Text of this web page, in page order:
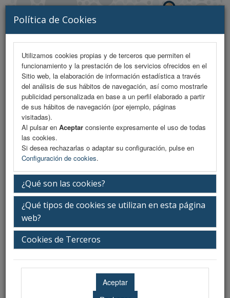
Política de Cookies
Utilizamos cookies propias y de terceros que permiten el
funcionamiento y la prestación de los servicios ofrecidos en el
Sitio web, la elaboración de información estadística a través
del análisis de sus hábitos de navegación, así como mostrarle
publicidad personalizada en base a un perfil elaborado a partir
de sus hábitos de navegación (por ejemplo, páginas
visitadas).
Al pulsar en Aceptar consiente expresamente el uso de todas
las cookies.
Si desea rechazarlas o adaptar su configuración, pulse en
Configuración de cookies.
¿Qué son las cookies?
¿Qué tipos de cookies se utilizan en esta página
web?
Cookies de Terceros
MENU
Profundizando en la salud uterina
Viernes 13 de marzo
09:00-11:00h.
Ubicación: Aún no disponible